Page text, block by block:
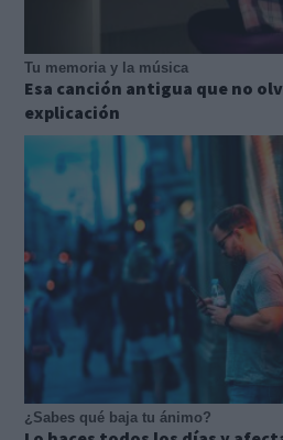
Tu memoria y la música
Esa canción antigua que no
explicación
¿Sabes qué baja tu ánimo?